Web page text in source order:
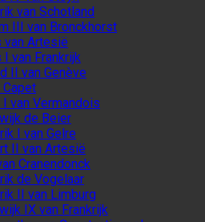
van Schotland
III van Bronckhorst
van Artesië
van Frankrijk
II van Genève
van Vermandois
de Beier
I van Gelre
II van Artesië
Cranendonck
de Vogelaar
II van Limburg
IX van Frankrijk